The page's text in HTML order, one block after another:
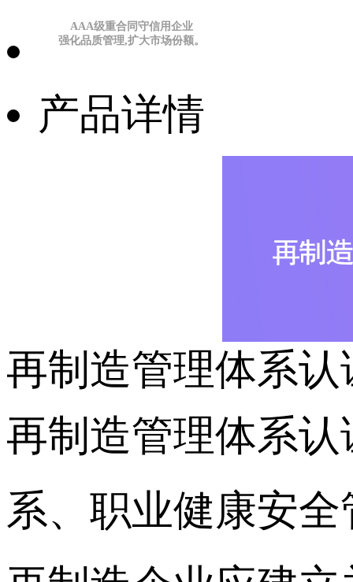
AAA级重合同守信用企业
强化品质管理,扩大市场份额。
产品详情
再制造管理体系
再制造管理体系
系、职业健康安